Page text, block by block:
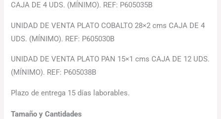
CAJA DE 4 UDS. (MÍNIMO). REF: P605035B
UNIDAD DE VENTA PLATO COBALTO 28×2 cms CAJA DE 4
UDS. (MÍNIMO). REF: P605030B
UNIDAD DE VENTA PLATO PAN 15×1 cms CAJA DE 12 UDS.
(MÍNIMO). REF: P605038B
Plazo de entrega 15 días laborables.
Tamaño y Cantidades